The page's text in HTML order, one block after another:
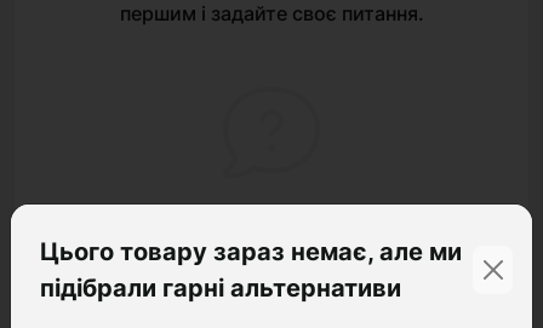
першим і задайте своє питання.
Часті питання про товар Rollei Stady
Цього товару зараз немає, але ми
підібрали гарні альтернативи